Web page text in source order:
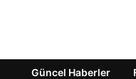
Güncel Haberler